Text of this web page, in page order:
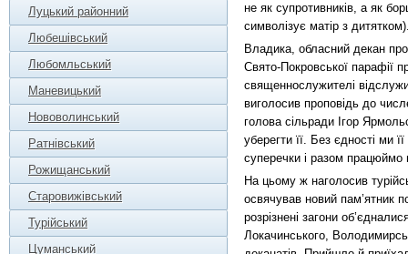
Луцький районний
Любешівський
Любомльський
Маневицький
Нововолинський
Ратнівський
Рожищанський
Старовижівський
Турійський
Цуманський
не як супротивників, а як
символізує матір з
Владика, обласний декан
Свято-Покровської парафії
священнослужителі
виголосив проповідь до
голова сільради Ігор
уберегти її. Без єдності ми
суперечки і разом працюймо
На цьому ж наголосив
освячував новий пам’ятник
розрізнені загони
Локачинського,